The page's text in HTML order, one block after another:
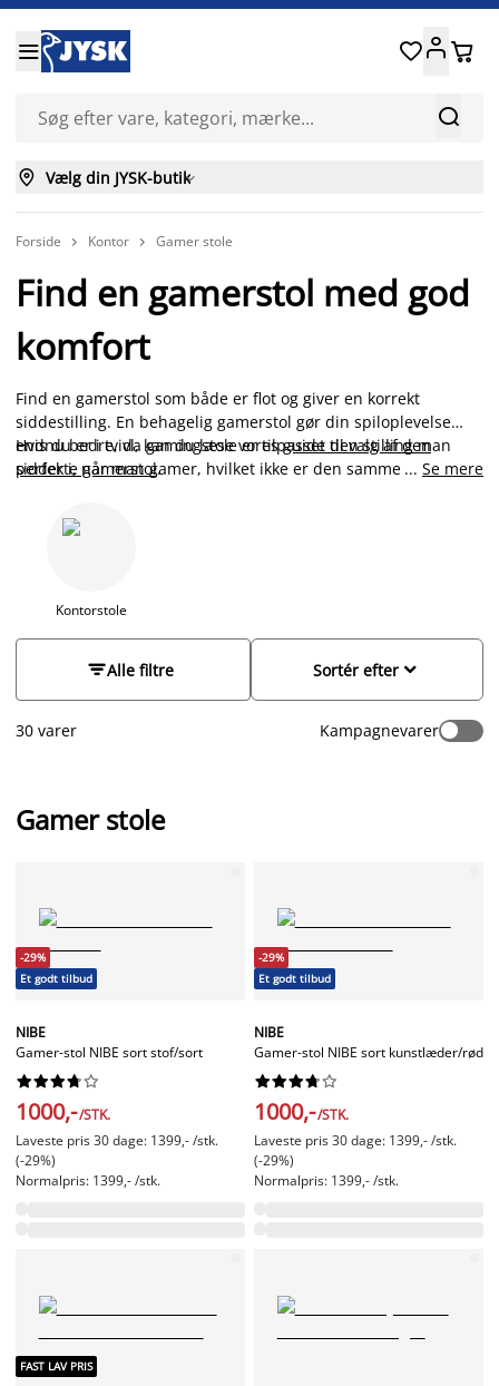


 
 Vælg din JYSK-butik
Forside  Kontor  Gamer stole
Find en gamerstol med god
komfort
Find en gamerstol som både er flot og giver en korrekt
siddestilling. En behagelig gamerstol gør din spiloplevelse
endnu bedre, da gamingstole er tilpasset den stilling man
sidder i, når man gamer, hvilket ikke er den samme som på en
armstøtte og et ryglæn som giver din ryg støtte de rigtige
steder, selv efter mange timers gaming. Mange af vores
Hvis du er i tvivl, kan du læse voresguide til valg af den
perfekte gamerstol. ... Se mere
Kontorstole
Alle filtre 
Sortér efter
30 varer Kampagnevarer
Gamer stole
-29%
Et godt tilbud
NIBE
Gamer-stol NIBE sort stof/sort






1000,-/STK.
Laveste pris 30 dage: 1399,- /stk.
(-29%)
Normalpris: 1399,- /stk.
-29%
Et godt tilbud
NIBE
Gamer-stol NIBE sort kunstlæder/rød






1000,-/STK.
Laveste pris 30 dage: 1399,- /stk.
(-29%)
Normalpris: 1399,- /stk.
FAST LAV PRIS